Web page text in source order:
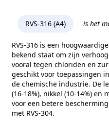
RVS-316 (A4) is het
RVS-316 is een
bekend staat om zijn
vooral tegen chloriden en
geschikt voor toepassingen
de chemische industrie. De
(16-18%), nikkel (10-14%) en
voor een betere
met RVS-304.